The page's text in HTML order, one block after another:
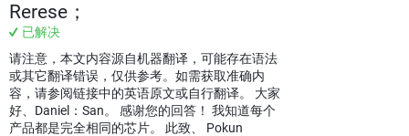
Rerese；
已解决
请注意，本文内容源自机器翻译，可能存在语法
或其它翻译错误，仅供参考。如需获取准确内
容，请参阅链接中的英语原文或自行翻译。 大家
好、Daniel：San。 感谢您的回答！ 我知道每个
产品都是完全相同的芯片。 此致、 Pokun